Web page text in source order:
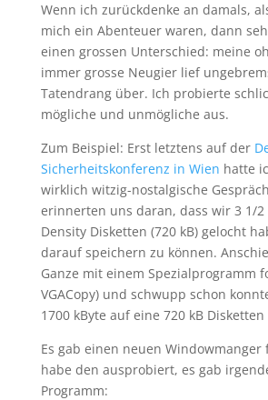
Wenn ich zurückdenke an damals,
mich ein Abenteuer waren, dann
einen grossen Unterschied: meine
immer grosse Neugier lief
Tatendrang über. Ich probierte
mögliche und unmögliche aus.
Zum Beispiel: Erst letztens auf der
Sicherheitskonferenz in Wien hatte
wirklich witzig-nostalgische
erinnerten uns daran, dass wir 3 1/2
Density Disketten (720 kB) gelocht
darauf speichern zu können.
Ganze mit einem Spezialprogramm
VGACopy) und schwupp schon
1700 kByte auf eine 720 kB
Es gab einen neuen Windowmanger
habe den ausprobiert, es gab
Programm: